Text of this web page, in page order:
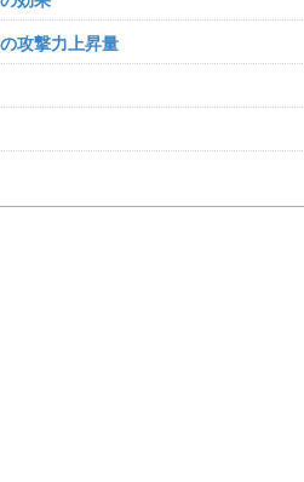
攻撃力上昇量